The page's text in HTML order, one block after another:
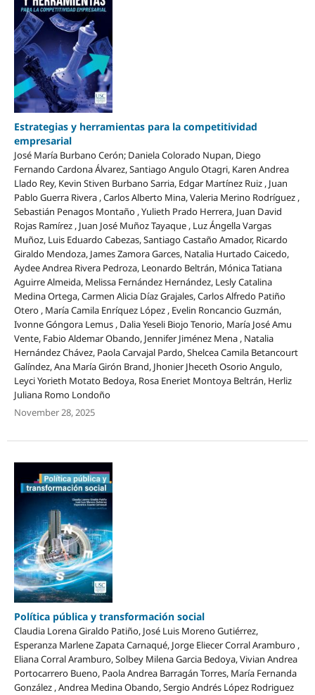
Estrategias y herramientas para la competitividad
empresarial
José María Burbano Cerón; Daniela Colorado Nupan, Diego
Fernando Cardona Álvarez, Santiago Angulo Otagri, Karen Andrea
Llado Rey, Kevin Stiven Burbano Sarria, Edgar Martínez Ruiz , Juan
Pablo Guerra Rivera , Carlos Alberto Mina, Valeria Merino Rodríguez ,
Sebastián Penagos Montaño , Yulieth Prado Herrera, Juan David
Rojas Ramírez , Juan José Muñoz Tayaque , Luz Ángella Vargas
Muñoz, Luis Eduardo Cabezas, Santiago Castaño Amador, Ricardo
Giraldo Mendoza, James Zamora Garces, Natalia Hurtado Caicedo,
Aydee Andrea Rivera Pedroza, Leonardo Beltrán, Mónica Tatiana
Aguirre Almeida, Melissa Fernández Hernández, Lesly Catalina
Medina Ortega, Carmen Alicia Díaz Grajales, Carlos Alfredo Patiño
Otero , María Camila Enríquez López , Evelin Roncancio Guzmán,
Ivonne Góngora Lemus , Dalia Yeseli Biojo Tenorio, María José Amu
Vente, Fabio Aldemar Obando, Jennifer Jiménez Mena , Natalia
Hernández Chávez, Paola Carvajal Pardo, Shelcea Camila Betancourt
Galíndez, Ana María Girón Brand, Jhonier Jheceth Osorio Angulo,
Leyci Yorieth Motato Bedoya, Rosa Eneriet Montoya Beltrán, Herliz
Juliana Romo Londoño
November 28, 2025
Política pública y transformación social
Claudia Lorena Giraldo Patiño, José Luis Moreno Gutiérrez,
Esperanza Marlene Zapata Carnaqué, Jorge Eliecer Corral Aramburo ,
Eliana Corral Aramburo, Solbey Milena Garcia Bedoya, Vivian Andrea
Portocarrero Bueno, Paola Andrea Barragán Torres, María Fernanda
González , Andrea Medina Obando, Sergio Andrés López Rodriguez